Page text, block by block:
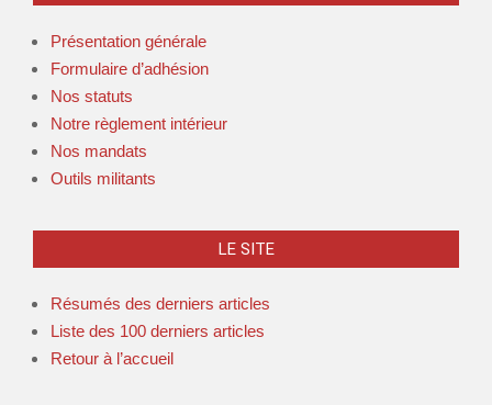
Présentation générale
Formulaire d’adhésion
Nos statuts
Notre règlement intérieur
Nos mandats
Outils militants
LE SITE
Résumés des derniers articles
Liste des 100 derniers articles
Retour à l’accueil